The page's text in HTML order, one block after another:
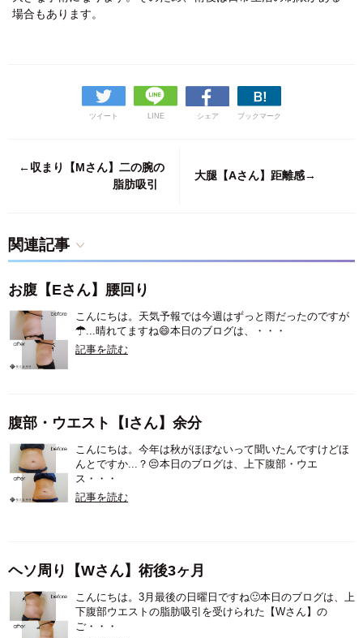
場合もあります。
ツイート LINE シェア ブックマーク
←収まり【Mさん】二の腕の
脂肪吸引
大腿【Aさん】距離感→
関連記事
お腹【Eさん】腰回り
こんにちは。天気予報では今週はずっと雨だったのですが
☂...晴れてますね😄本日のブログは、・・・
記事を読む
腹部・ウエスト【Iさん】余分
こんにちは。今年は秋がほぼないって聞いたんですけどほ
んとですか...？😔本日のブログは、上下腹部・ウエ
ス・・・
記事を読む
ヘソ周り【Wさん】術後3ヶ月
こんにちは。3月最後の日曜日ですね🙂本日のブログは、上
下腹部ウエストの脂肪吸引を受けられた【Wさん】の
ご・・・